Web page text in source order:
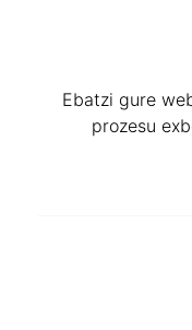
Ebatzi gure
prozesu